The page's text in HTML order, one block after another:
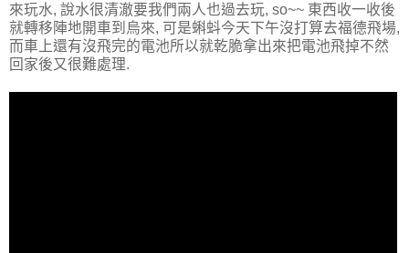
來玩水, 說水很清澈要我們兩人也過去玩, so~~ 東西收一收後
就轉移陣地開車到烏來, 可是蝌蚪今天下午沒打算去福德飛場,
而車上還有沒飛完的電池所以就乾脆拿出來把電池飛掉不然
回家後又很難處理.